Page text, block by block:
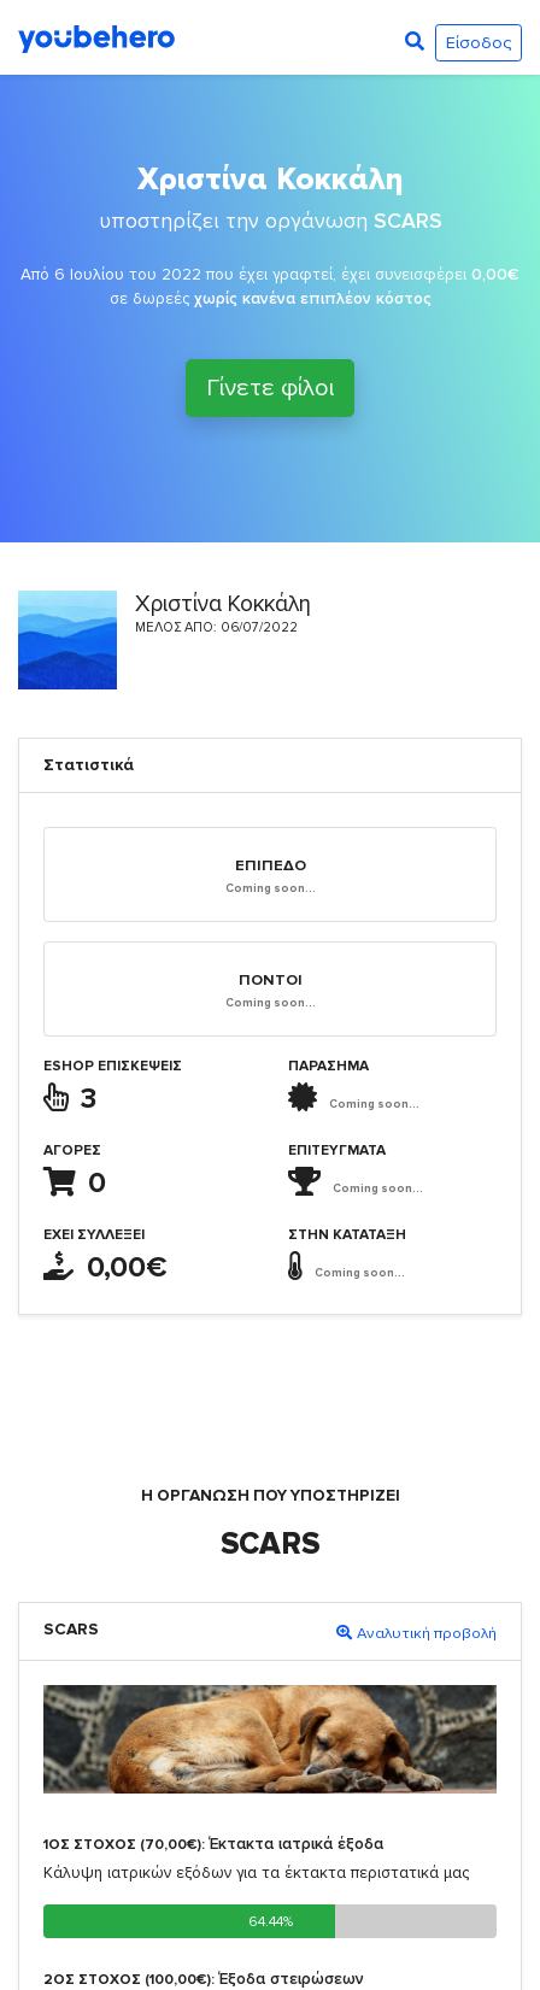
Είσοδος
Χριστίνα Κοκκάλη
υποστηρίζει την οργάνωση SCARS
Από 6 Ιουλίου του 2022 που έχει γραφτεί, έχει συνεισφέρει 0,00€
σε δωρεές χωρίς κανένα επιπλέον κόστος
Γίνετε φίλοι
Χριστίνα Κοκκάλη
ΜΈΛΟΣ ΑΠΌ: 06/07/2022
Στατιστικά
ΕΠΊΠΕΔΟ
Coming soon...
ΠΌΝΤΟΙ
Coming soon...
ESHOP ΕΠΙΣΚΈΨΕΙΣ
3
ΑΓΟΡΈΣ
0
ΈΧΕΙ ΣΥΛΛΈΞΕΙ
0,00€
ΠΑΡΑΣΗΜΑ
Coming soon...
ΕΠΙΤΕΎΓΜΑΤΑ
Coming soon...
ΣΤΗΝ ΚΑΤΆΤΑΞΗ
Coming soon...
Η ΟΡΓΆΝΩΣΗ ΠΟΥ ΥΠΟΣΤΗΡΙΖΕΙ
SCARS
SCARS Αναλυτική προβολή
1ΟΣ ΣΤΟΧΟΣ (70,00€): Έκτακτα ιατρικά έξοδα
Κάλυψη ιατρικών εξόδων για τα έκτακτα περιστατικά μας
64.44%
64.44%
2ΟΣ ΣΤΟΧΟΣ (100,00€): Έξοδα στειρώσεων